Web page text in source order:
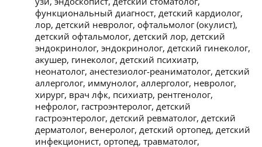
функциональный диагност, детский кардиолог,
лор, детский невролог, офтальмолог (окулист),
детский офтальмолог, детский лор, детский
эндокринолог, эндокринолог, детский гинеколог,
акушер, гинеколог, детский психиатр,
неонатолог, анестезиолог-реаниматолог, детский
аллерголог, иммунолог, аллерголог, невролог,
хирург, врач лфк, психиатр, рентгенолог,
нефролог, гастроэнтеролог, детский
гастроэнтеролог, детский ревматолог, детский
дерматолог, венеролог, детский ортопед, детский
инфекционист, ортопед, травматолог,